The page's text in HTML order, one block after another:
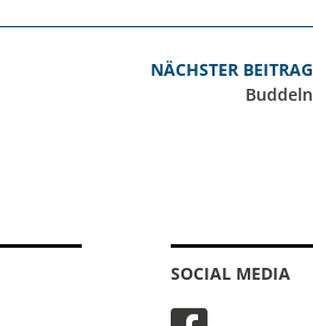
NÄCHSTER BEITRAG
Buddeln
SOCIAL MEDIA